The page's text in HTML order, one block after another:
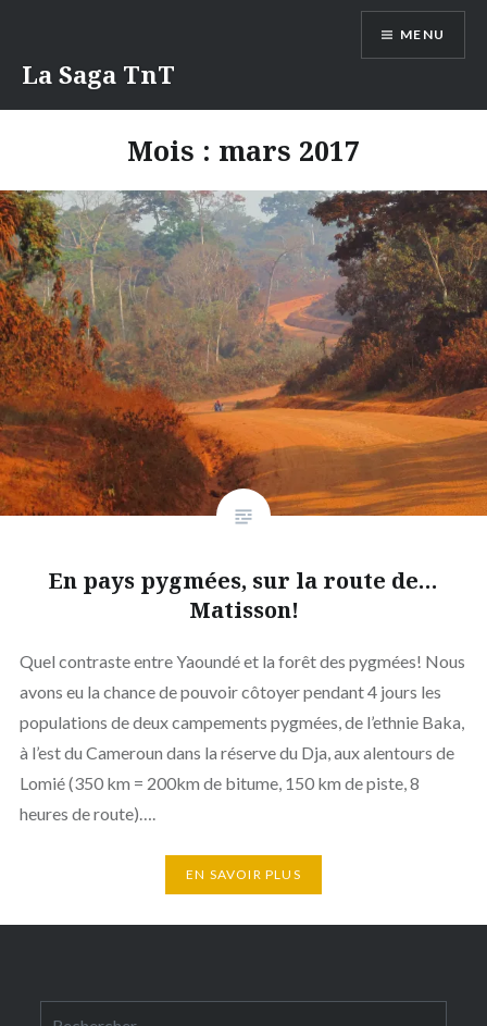
contenuLa Saga TnT
MENU
Mois : mars 2017
En pays pygmées, sur la route de…
Matisson!
Quel contraste entre Yaoundé et la forêt des pygmées! Nous
avons eu la chance de pouvoir côtoyer pendant 4 jours les
populations de deux campements pygmées, de l’ethnie Baka,
à l’est du Cameroun dans la réserve du Dja, aux alentours de
Lomié (350 km = 200km de bitume, 150 km de piste, 8
heures de route)….
EN SAVOIR PLUS